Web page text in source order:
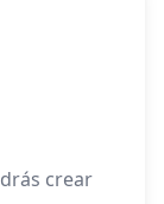
crear